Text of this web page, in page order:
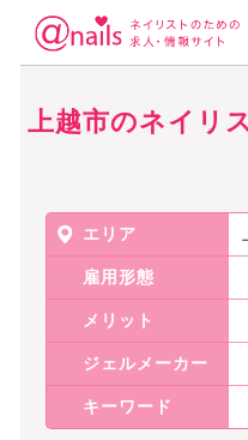
ネイリスト・ネイルサロンの求人
上越市のネイリ
エリア
雇用形態
メリット
ジェルメーカー
キーワード